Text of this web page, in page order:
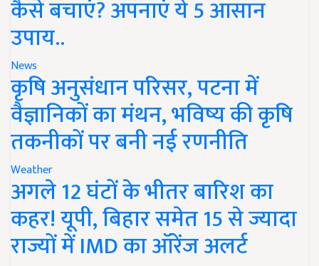
कैसे बचाएं? अपनाएं ये 5 आसान
उपाय..
News
कृषि अनुसंधान परिसर, पटना में
वैज्ञानिकों का मंथन, भविष्य की कृषि
तकनीकों पर बनी नई रणनीति
Weather
अगले 12 घंटों के भीतर बारिश का
कहर! यूपी, बिहार समेत 15 से ज्यादा
राज्यों में IMD का ऑरेंज अलर्ट